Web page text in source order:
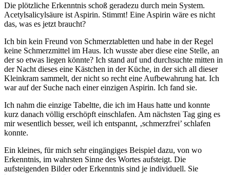
Die plötzliche Erkenntnis schoß geradezu durch mein System.
Acetylsalicylsäure ist Aspirin. Stimmt! Eine Aspirin wäre es nicht
das, was es jetzt braucht?
Ich bin kein Freund von Schmerztabletten und habe in der Regel
keine Schmerzmittel im Haus. Ich wusste aber diese eine Stelle, an
der so etwas liegen könnte? Ich stand auf und durchsuchte mitten in
der Nacht dieses eine Kästchen in der Küche, in der sich all dieser
Kleinkram sammelt, der nicht so recht eine Aufbewahrung hat. Ich
war auf der Suche nach einer einzigen Aspirin. Ich fand sie.
Ich nahm die einzige Tabeltte, die ich im Haus hatte und konnte
kurz danach völlig erschöpft einschlafen. Am nächsten Tag ging es
mir wesentlich besser, weil ich entspannt, ‚schmerzfrei’ schlafen
konnte.
Ein kleines, für mich sehr eingängiges Beispiel dazu, von wo
Erkenntnis, im wahrsten Sinne des Wortes aufsteigt. Die
aufsteigenden Bilder oder Erkenntnis sind je individuell. Sie